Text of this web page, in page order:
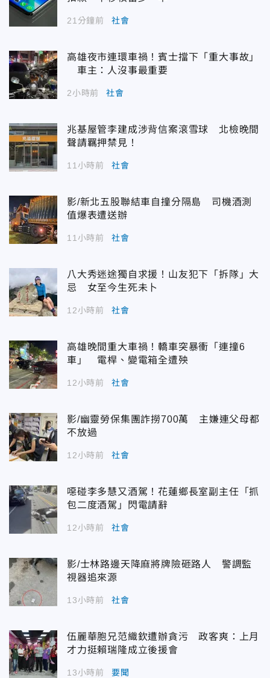
21分鐘前 社會
高雄夜市連環車禍！賓士擋下「重大事故」
車主：人沒事最重要
2小時前 社會
兆基屋管李建成涉背信案滾雪球 北檢晚間
聲請羈押禁見！
11小時前 社會
影/新北五股聯結車自撞分隔島 司機酒測
值爆表遭送辦
11小時前 社會
八大秀迷途獨自求援！山友犯下「拆隊」大
忌 女至今生死未卜
12小時前 社會
高雄晚間重大車禍！轎車突暴衝「連撞6
車」 電桿、變電箱全遭殃
12小時前 社會
影/幽靈勞保集團詐撈700萬 主嫌連父母都
不放過
12小時前 社會
噁碰李多慧又酒駕！花蓮鄉長室副主任「抓
包二度酒駕」閃電請辭
12小時前 社會
影/士林路邊天降麻將牌險砸路人 警調監
視器追來源
13小時前 社會
伍麗華胞兄范織欽遭辦貪污 政客爽：上月
才力挺賴瑞隆成立後援會
13小時前 要聞